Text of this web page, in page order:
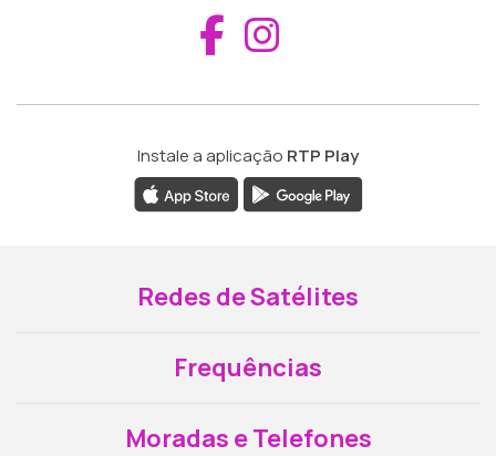
Aceder ao
Instale a aplicação RTP Play
Redes de Satélites
Frequências
Moradas e Telefones